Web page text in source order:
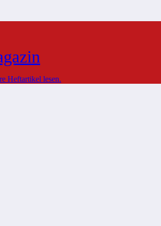
Heftartikel lesen.